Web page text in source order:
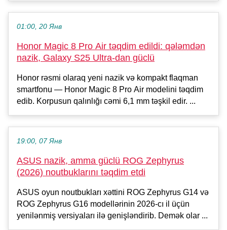
01:00, 20 Янв
Honor Magic 8 Pro Air təqdim edildi: qələmdən
nazik, Galaxy S25 Ultra-dan güclü
Honor rəsmi olaraq yeni nazik və kompakt flaqman
smartfonu — Honor Magic 8 Pro Air modelini təqdim
edib. Korpusun qalınlığı cəmi 6,1 mm təşkil edir. ...
19:00, 07 Янв
ASUS nazik, amma güclü ROG Zephyrus
(2026) noutbuklarını təqdim etdi
ASUS oyun noutbukları xəttini ROG Zephyrus G14 və
ROG Zephyrus G16 modellərinin 2026-cı il üçün
yenilənmiş versiyaları ilə genişləndirib. Demək olar ...